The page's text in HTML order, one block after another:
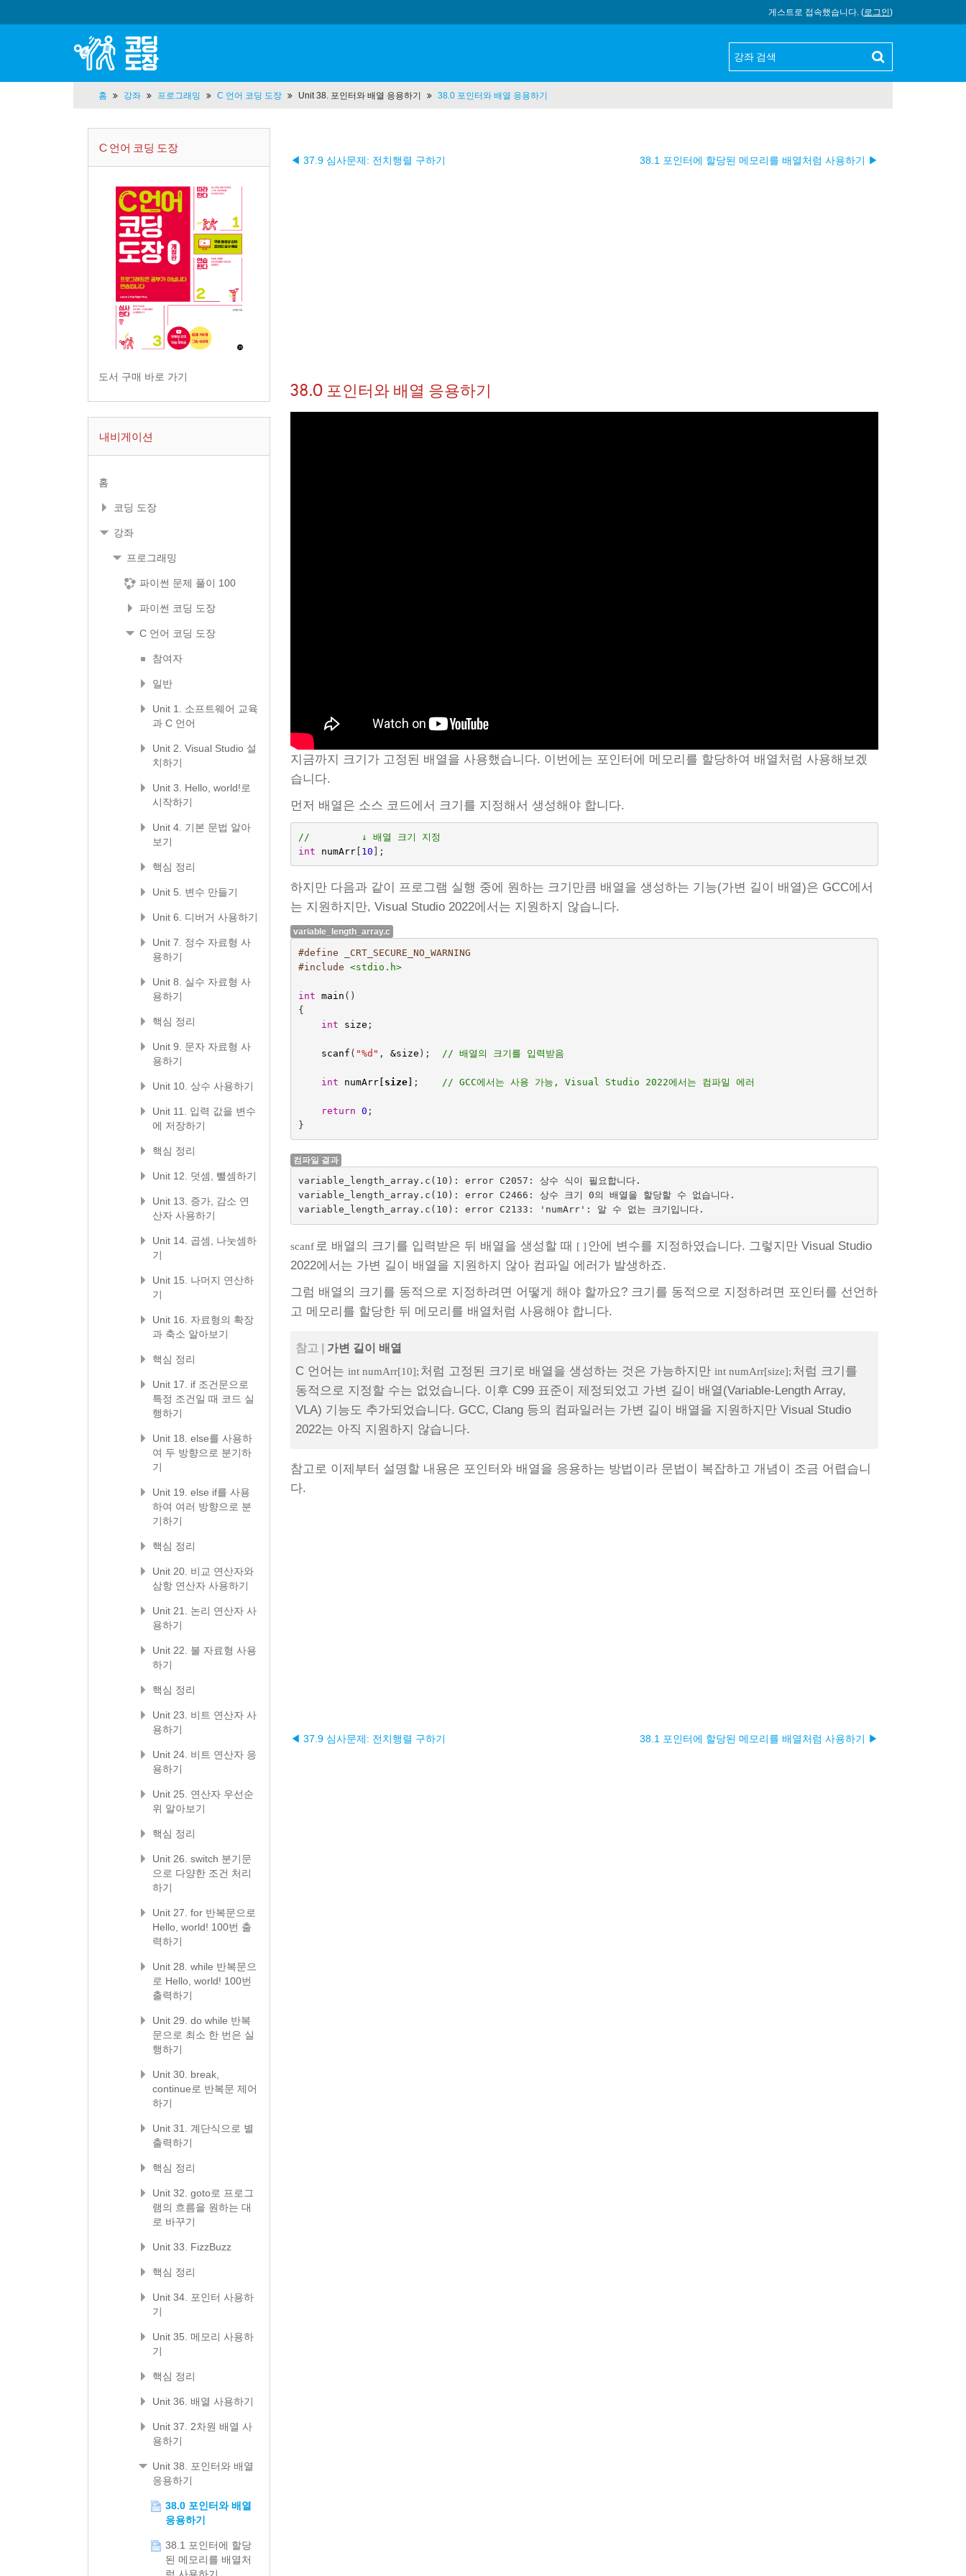
게스트로 접속했습니다. (로그인)
홈 강좌 프로그래밍 C 언어 코딩 도장 Unit 38. 포인터와 배열 응용하기 38.0 포인터와 배열 응용하기
◀ 37.9 심사문제: 전치행렬 구하기 38.1 포인터에 할당된 메모리를 배열처럼 사용하기 ▶︎
38.0 포인터와 배열 응용하기
지금까지 크기가 고정된 배열을 사용했습니다. 이번에는 포인터에 메모리를 할당하여 배열처럼 사용해보겠
습니다.
먼저 배열은 소스 코드에서 크기를 지정해서 생성해야 합니다.
//         ↓ 배열 크기 지정
int
numArr[ 10 ];
하지만 다음과 같이 프로그램 실행 중에 원하는 크기만큼 배열을 생성하는 기능(가변 길이 배열)은 GCC에서
는 지원하지만, Visual Studio 2022에서는 지원하지 않습니다.
variable_length_array.c
#define _CRT_SECURE_NO_WARNING
#include <stdio.h>
int main ()
{
int
size ;
scanf ( "%d" , &size ); // 배열의 크기를 입력받음
int numArr[ size] ;
return 0 ;
}
컴파일 결과
variable_length_array.c(10): error C2057: 상수 식이 필요합니다.
variable_length_array.c(10): error C2466: 상수 크기 0의 배열을 할당할 수 없습니다.
scanf로 배열의 크기를 입력받은 뒤 배열을 생성할 때 [ ] 안에 변수를 지정하였습니다. 그렇지만 Visual Studio
2022에서는 가변 길이 배열을 지원하지 않아 컴파일 에러가 발생하죠.
그럼 배열의 크기를 동적으로 지정하려면 어떻게 해야 할까요? 크기를 동적으로 지정하려면 포인터를 선언하
고 메모리를 할당한 뒤 메모리를 배열처럼 사용해야 합니다.
참고 | 가변 길이 배열
C 언어는int numArr[10]; 처럼 고정된 크기로 배열을 생성하는 것은 가능하지만int numArr[size]; 처럼 크기를
동적으로 지정할 수는 없었습니다. 이후 C99 표준이 제정되었고 가변 길이 배열(Variable-Length Array,
VLA) 기능도 추가되었습니다. GCC, Clang 등의 컴파일러는 가변 길이 배열을 지원하지만 Visual Studio
2022는 아직 지원하지 않습니다.
참고로 이제부터 설명할 내용은 포인터와 배열을 응용하는 방법이라 문법이 복잡하고 개념이 조금 어렵습니
다.
◀ 37.9 심사문제: 전치행렬 구하기 38.1 포인터에 할당된 메모리를 배열처럼 사용하기 ▶︎
C 언어 코딩 도장
도서 구매 바로 가기
내비게이션
홈
코딩 도장
강좌
프로그래밍
파이썬 문제 풀이 100
파이썬 코딩 도장
C 언어 코딩 도장
참여자
일반
Unit 1. 소프트웨어 교육
과 C 언어
Unit 2. Visual Studio 설
치하기
Unit 3. Hello, world!로
시작하기
Unit 4. 기본 문법 알아
보기
핵심 정리
Unit 5. 변수 만들기
Unit 6. 디버거 사용하기
Unit 7. 정수 자료형 사
용하기
Unit 8. 실수 자료형 사
용하기
핵심 정리
Unit 9. 문자 자료형 사
용하기
Unit 10. 상수 사용하기
Unit 11. 입력 값을 변수
에 저장하기
핵심 정리
Unit 12. 덧셈, 뺄셈하기
Unit 13. 증가, 감소 연
산자 사용하기
Unit 14. 곱셈, 나눗셈하
기
Unit 15. 나머지 연산하
기
Unit 16. 자료형의 확장
과 축소 알아보기
핵심 정리
Unit 17. if 조건문으로
특정 조건일 때 코드 실
행하기
Unit 18. else를 사용하
여 두 방향으로 분기하
기
Unit 19. else if를 사용
하여 여러 방향으로 분
기하기
핵심 정리
Unit 20. 비교 연산자와
삼항 연산자 사용하기
Unit 21. 논리 연산자 사
용하기
Unit 22. 불 자료형 사용
하기
핵심 정리
Unit 23. 비트 연산자 사
용하기
Unit 24. 비트 연산자 응
용하기
Unit 25. 연산자 우선순
위 알아보기
핵심 정리
Unit 26. switch 분기문
으로 다양한 조건 처리
하기
Unit 27. for 반복문으로
Hello, world! 100번 출
력하기
Unit 28. while 반복문으
로 Hello, world! 100번
출력하기
Unit 29. do while 반복
문으로 최소 한 번은 실
행하기
Unit 30. break,
continue로 반복문 제어
하기
Unit 31. 계단식으로 별
출력하기
핵심 정리
Unit 32. goto로 프로그
램의 흐름을 원하는 대
로 바꾸기
Unit 33. FizzBuzz
핵심 정리
Unit 34. 포인터 사용하
기
Unit 35. 메모리 사용하
기
핵심 정리
Unit 36. 배열 사용하기
Unit 37. 2차원 배열 사
용하기
Unit 38. 포인터와 배열
응용하기
38.0 포인터와 배열
응용하기
38.1 포인터에 할당
된 메모리를 배열처
럼 사용하기